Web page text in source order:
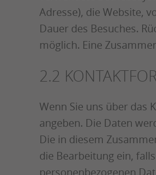
Adresse), die Website,
Dauer des Besuches.
möglich. Eine
2.2
Wenn Sie uns über das
angeben. Die Daten
Die in diesem
die Bearbeitung ein,
personenbezogenen